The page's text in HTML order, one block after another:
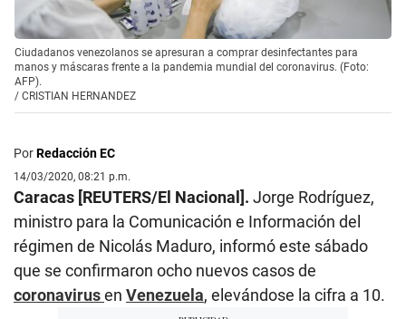
Ciudadanos venezolanos se apresuran a comprar desinfectantes para
manos y máscaras frente a la pandemia mundial del coronavirus. (Foto:
AFP).
/ CRISTIAN HERNANDEZ
PorRedacción EC
14/03/2020, 08:21 p.m.
Caracas [REUTERS/El Nacional]. Jorge Rodríguez,
ministro para la Comunicación e Información del
régimen de Nicolás Maduro, informó este sábado
que se confirmaron ocho nuevos casos de
coronavirusen Venezuela, elevándose la cifra a 10.